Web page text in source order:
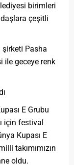
birimleri
çeşitli
şirketi Pasha
ile geceye renk
E Grubu
için festival
Kupası E
takımımızın
oldu.